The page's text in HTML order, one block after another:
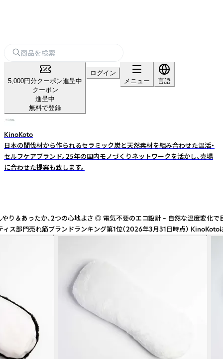
5,000円分クーポン進呈中
クーポン
進呈中
無料で登録
ログイン
メニュー
言語
KinoKoto
日本の間伐材から作られるセラミック炭と天然素材を組み合わせた温活・
セルフケアブランド。25年の国内モノづくりネットワークを活かし、売場
に合わせた提案も致します。
あったか、2つの心地よさ ◎ 電気不要のエコ設計 – 自然な温度
ス部門売れ筋ブランドランキング第1位（2026年3月31日時点）